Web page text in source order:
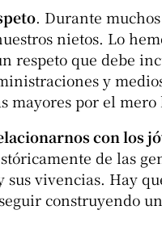
. Durante
nietos. Lo
respeto que debe
y
mayores por el mero
con los
de las
sus vivencias. Hay
construyendo